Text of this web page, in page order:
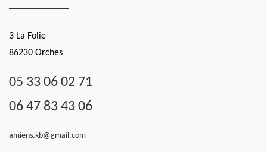
3 La Folie
86230 Orches
05 33 06 02 71
06 47 83 43 06
amiens.kb@gmail.com